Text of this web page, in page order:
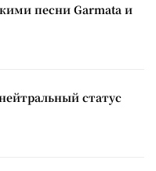
песни Garmata и
статус